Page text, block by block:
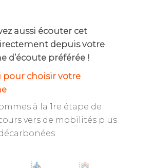
aussi écouter cet
depuis votre
d’écoute préférée !
pour choisir votre
à la 1re étape de
vers de mobilités plus